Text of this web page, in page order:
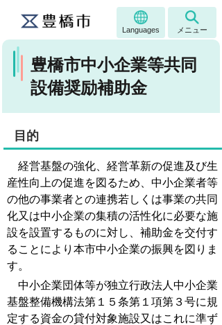
Languages メニュー
豊橋市中小企業等共同
設備奨励補助金
目的
経営基盤の強化、経営革新の促進及び生
産性向上の促進を図るため、中小企業者等
の他の事業者との連携若しくは事業の共同
化又は中小企業の集積の活性化に必要な施
設を設置するものに対し、補助金を交付す
ることにより本市中小企業の振興を図りま
す。
中小企業団体等が独立行政法人中小企業
基盤整備機構法第１５条第１項第３号に規
定する資金の貸付対象施設又はこれに準ず